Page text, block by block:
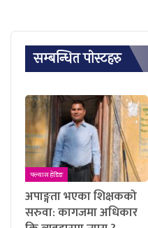
सम्बन्धित पाेस्टहरु
फ्ल्यास हेडिङ
अपाङ्गता भएका शिक्षकको
सरुवा: कागजमा अधिकार